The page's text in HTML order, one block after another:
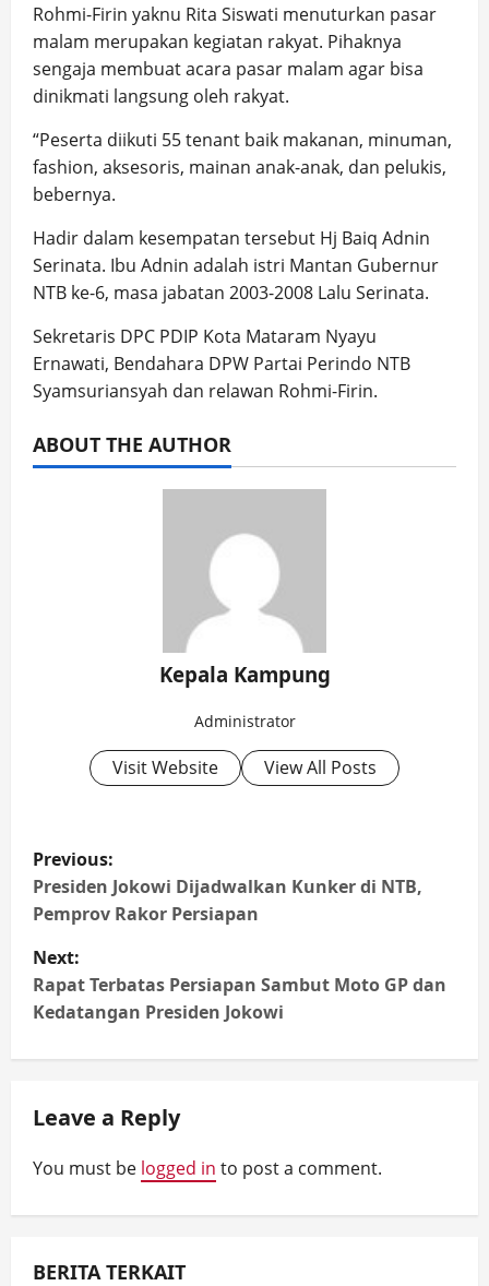
Rohmi-Firin yaknu Rita Siswati menuturkan pasar
malam merupakan kegiatan rakyat. Pihaknya
sengaja membuat acara pasar malam agar bisa
dinikmati langsung oleh rakyat.
“Peserta diikuti 55 tenant baik makanan, minuman,
fashion, aksesoris, mainan anak-anak, dan pelukis,
bebernya.
Hadir dalam kesempatan tersebut Hj Baiq Adnin
Serinata. Ibu Adnin adalah istri Mantan Gubernur
NTB ke-6, masa jabatan 2003-2008 Lalu Serinata.
Sekretaris DPC PDIP Kota Mataram Nyayu
Ernawati, Bendahara DPW Partai Perindo NTB
Syamsuriansyah dan relawan Rohmi-Firin.
ABOUT THE AUTHOR
Kepala Kampung
Administrator
Visit Website View All Posts
P
o
s
t
n
a
v
g
a
t
o
Previous:
Presiden Jokowi Dijadwalkan Kunker di NTB,
Pemprov Rakor Persiapan
Next:
Rapat Terbatas Persiapan Sambut Moto GP dan
Kedatangan Presiden Jokowi
Leave a Reply
You must be logged in to post a comment.
BERITA TERKAIT